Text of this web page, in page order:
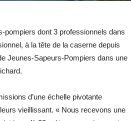
pompiers dont 3 professionnels dans
à la tête de la caserne depuis
Jeunes-Sapeurs-Pompiers dans une
d’une échelle pivotante
vieillissant. « Nous recevons une